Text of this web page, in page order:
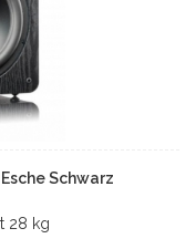
Schwarz
28 kg